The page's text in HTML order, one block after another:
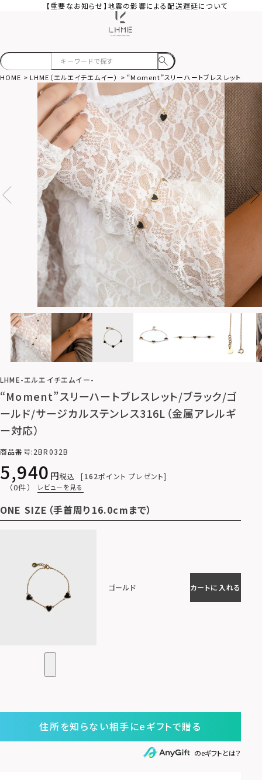
【重要なお知らせ】地震の影響による配送遅延について
HOME LHME（エルエイチエムイー） “Moment”スリーハートブレスレット/ブラ
LHME-エルエイチエムイー-
“Moment”スリーハートブレスレット/ブラック/ゴ
ールド/サージカルステンレス316L（金属アレルギ
ー対応）
商品番号 2BR032B
5,940 税込 162ポイント プレゼント
（0件） レビューを見る
ONE SIZE（手首周り16.0cmまで）
ゴールド カートに入れる
住所を知らない相手にeギフトで贈る
のeギフトとは？